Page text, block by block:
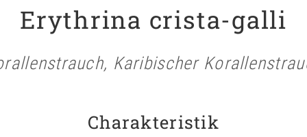
Erythrina crista-galli
Karibischer
Charakteristik